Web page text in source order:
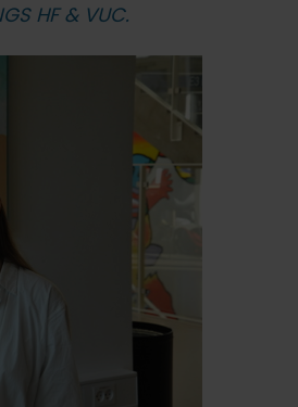
HF & VUC.